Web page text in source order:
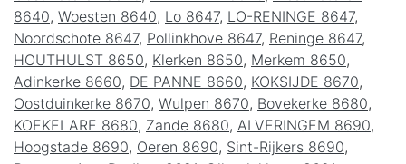
8640, Woesten 8640, Lo 8647, LO-RENINGE 8647,
Noordschote 8647, Pollinkhove 8647, Reninge 8647,
HOUTHULST 8650, Klerken 8650, Merkem 8650,
Adinkerke 8660, DE PANNE 8660, KOKSIJDE 8670,
Oostduinkerke 8670, Wulpen 8670, Bovekerke 8680,
KOEKELARE 8680, Zande 8680, ALVERINGEM 8690,
Hoogstade 8690, Oeren 8690, Sint-Rijkers 8690,